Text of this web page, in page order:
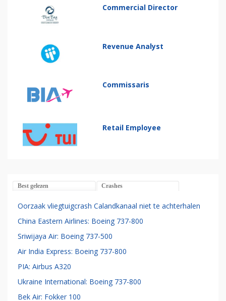
Commercial Director
Revenue Analyst
Commissaris
Retail Employee
Best gelezen Crashes
Oorzaak vliegtuigcrash Calandkanaal niet te achterhalen
China Eastern Airlines: Boeing 737-800
Sriwijaya Air: Boeing 737-500
Air India Express: Boeing 737-800
PIA: Airbus A320
Ukraine International: Boeing 737-800
Bek Air: Fokker 100